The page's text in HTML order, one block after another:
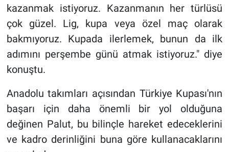
kazanmak istiyoruz. Kazanmanın her türlüsü
çok güzel. Lig, kupa veya özel maç olarak
bakmıyoruz. Kupada ilerlemek, bunun da ilk
adımını perşembe günü atmak istiyoruz." diye
konuştu.
Anadolu takımları açısından Türkiye Kupası'nın
başarı için daha önemli bir yol olduğuna
değinen Palut, bu bilinçle hareket edeceklerini
ve kadro derinliğini buna göre kullanacaklarını